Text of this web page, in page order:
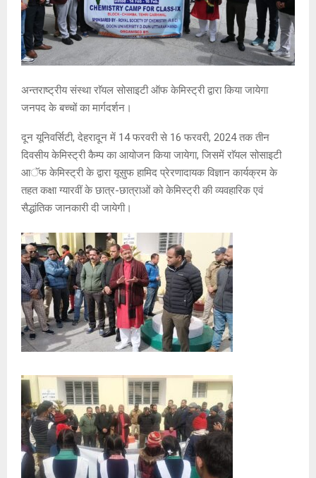
अन्तराष्ट्रीय संस्था राॅयल सोसाइटी ऑफ केमिस्ट्री द्वारा किया जायेगा
जनपद के बच्चों का मार्गदर्शन।
दून यूनिवर्सिटी, देहरादून में 14 फरवरी से 16 फरवरी, 2024 तक तीन
दिवसीय केमिस्ट्री कैम्प का आयोजन किया जायेगा, जिसमें राॅयल सोसाइटी
आॅफ केमिस्ट्री के द्वारा यूसुफ हामिद प्रेरणादायक विज्ञान कार्यक्रम के
तहत कक्षा ग्यारवीं के छात्र-छात्राओं को केमिस्ट्री की व्यवहारिक एवं
सैद्धांतिक जानकारी दी जायेगी।